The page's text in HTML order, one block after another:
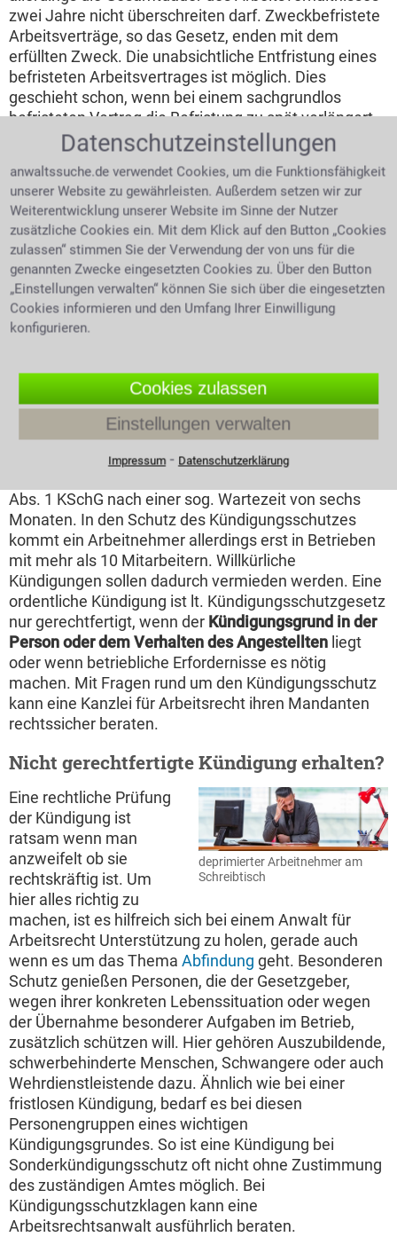
zwei Jahre nicht überschreiten darf. Zweckbefristete
Arbeitsverträge, so das Gesetz, enden mit dem
erfüllten Zweck. Die unabsichtliche Entfristung eines
befristeten Arbeitsvertrages ist möglich. Dies
geschieht schon, wenn bei einem sachgrundlos
befristeten Vertrag die Befristung zu spät verlängert
wurde. Oder eine Änderung, wie die der Arbeitszeit
oder des Gehaltes, führt zu einer Entfristung. Dann
handelt es sich um einen neuen Arbeitsvertrag. Die
Verlängerung eines befristeten Arbeitsvertrages kann
nur vor Ablauf der Frist durchgeführt werden.
Kündigung des Arbeitsverhältnisses und
das KSchG
Mann ist verzweifelt und hält sich
DieKündigungvon
Bestimmungen für die
Kündigung gelten, kann
im Arbeitsvertrag
festgehalten sein, oder im Tarifvertrag oder auch in
der Betriebsvereinbarung. Der Kündigungsschutz ist
Abs. 1 KSchG nach einer sog. Wartezeit von sechs
Monaten. In den Schutz des Kündigungsschutzes
kommt ein Arbeitnehmer allerdings erst in Betrieben
mit mehr als 10 Mitarbeitern. Willkürliche
Kündigungen sollen dadurch vermieden werden. Eine
ordentliche Kündigung ist lt. Kündigungsschutzgesetz
nur gerechtfertigt, wenn der Kündigungsgrund in der
Person oder dem Verhalten des Angestellten liegt
oder wenn betriebliche Erfordernisse es nötig
machen. Mit Fragen rund um den Kündigungsschutz
kann eine Kanzlei für Arbeitsrecht ihren Mandanten
rechtssicher beraten.
Nicht gerechtfertigte Kündigung erhalten?
deprimierter Arbeitnehmer am
Schreibtisch
Eine rechtliche Prüfung
der Kündigung ist
ratsam wenn man
anzweifelt ob sie
rechtskräftig ist. Um
hier alles richtig zu
machen, ist es hilfreich sich bei einem Anwalt für
Arbeitsrecht Unterstützung zu holen, gerade auch
wenn es um das Thema Abfindung geht. Besonderen
Schutz genießen Personen, die der Gesetzgeber,
wegen ihrer konkreten Lebenssituation oder wegen
der Übernahme besonderer Aufgaben im Betrieb,
zusätzlich schützen will. Hier gehören Auszubildende,
schwerbehinderte Menschen, Schwangere oder auch
Wehrdienstleistende dazu. Ähnlich wie bei einer
fristlosen Kündigung, bedarf es bei diesen
Personengruppen eines wichtigen
Kündigungsgrundes. So ist eine Kündigung bei
Sonderkündigungsschutz oft nicht ohne Zustimmung
des zuständigen Amtes möglich. Bei
Kündigungsschutzklagen kann eine
Arbeitsrechtsanwalt ausführlich beraten.
Datenschutzeinstellungen
anwaltssuche.de verwendet Cookies, um die Funktionsfähigkeit
unserer Website zu gewährleisten. Außerdem setzen wir zur
Weiterentwicklung unserer Website im Sinne der Nutzer
zusätzliche Cookies ein. Mit dem Klick auf den Button „Cookies
zulassen“ stimmen Sie der Verwendung der von uns für die
genannten Zwecke eingesetzten Cookies zu. Über den Button
„Einstellungen verwalten“ können Sie sich über die eingesetzten
Cookies informieren und den Umfang Ihrer Einwilligung
konfigurieren.
Cookies zulassen
Einstellungen verwalten
Impressum⁃ Datenschutzerklärung